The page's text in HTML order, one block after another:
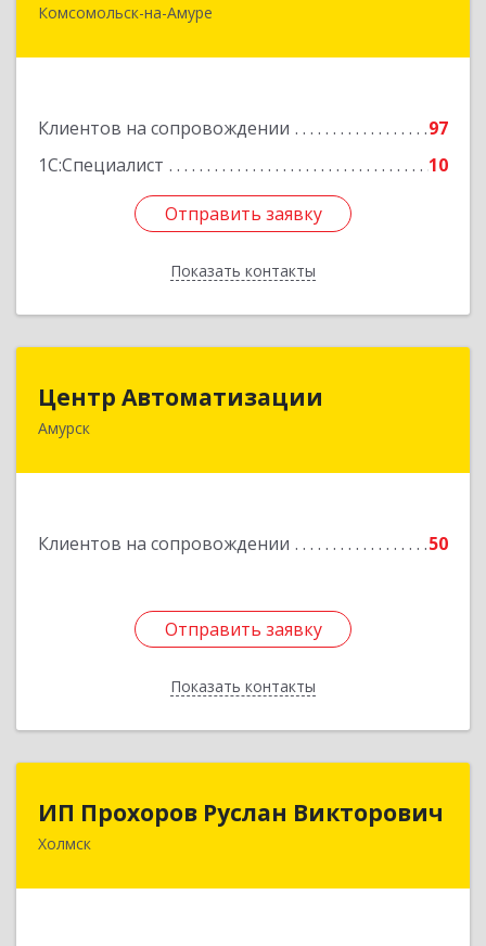
Комсомольск-на-Амуре
Клиентов на сопровождении
97
1С:Специалист
10
Отправить заявку
Показать контакты
681000, Хабаровский край, Комсомольск-на-
Отправить заявку
Назад
Центр Автоматизации
Амурск
Клиентов на сопровождении 50
Отправить заявку
Показать контакты
682640, Хабаровский край, Амурск г, Мира пр-
Отправить заявку
Назад
ИП Прохоров Руслан Викторович
Холмск
694620, Сахалинская обл, Холмский р-н, Холмск